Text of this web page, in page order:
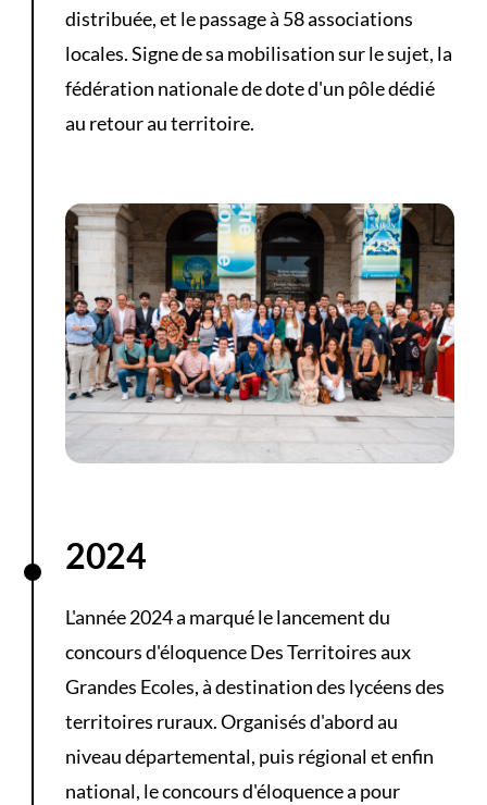
distribuée, et le passage à 58 associations
locales. Signe de sa mobilisation sur le sujet, la
fédération nationale de dote d'un pôle dédié
au retour au territoire.
2024
L'année 2024 a marqué le lancement du
concours d'éloquence Des Territoires aux
Grandes Ecoles, à destination des lycéens des
territoires ruraux. Organisés d'abord au
niveau départemental, puis régional et enfin
national, le concours d'éloquence a pour